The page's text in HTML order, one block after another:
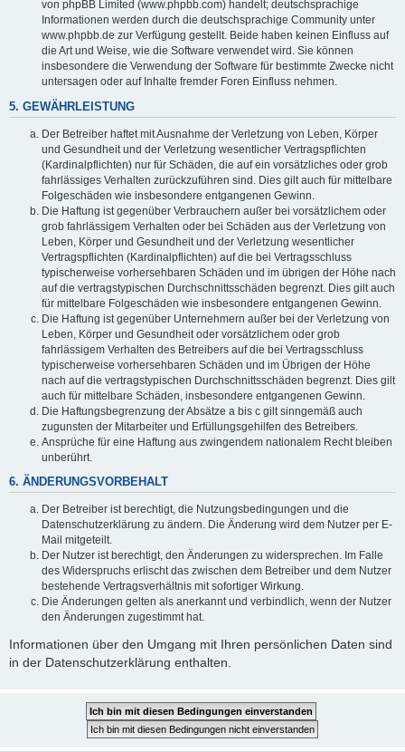
von phpBB Limited (www.phpbb.com) handelt; deutschsprachige
Informationen werden durch die deutschsprachige Community unter
www.phpbb.de zur Verfügung gestellt. Beide haben keinen Einfluss auf
die Art und Weise, wie die Software verwendet wird. Sie können
insbesondere die Verwendung der Software für bestimmte Zwecke nicht
untersagen oder auf Inhalte fremder Foren Einfluss nehmen.
5. GEWÄHRLEISTUNG
Der Betreiber haftet mit Ausnahme der Verletzung von Leben, Körper
und Gesundheit und der Verletzung wesentlicher Vertragspflichten
(Kardinalpflichten) nur für Schäden, die auf ein vorsätzliches oder grob
fahrlässiges Verhalten zurückzuführen sind. Dies gilt auch für mittelbare
Folgeschäden wie insbesondere entgangenen Gewinn.
Die Haftung ist gegenüber Verbrauchern außer bei vorsätzlichem oder
grob fahrlässigem Verhalten oder bei Schäden aus der Verletzung von
Leben, Körper und Gesundheit und der Verletzung wesentlicher
Vertragspflichten (Kardinalpflichten) auf die bei Vertragsschluss
typischerweise vorhersehbaren Schäden und im übrigen der Höhe nach
auf die vertragstypischen Durchschnittsschäden begrenzt. Dies gilt auch
für mittelbare Folgeschäden wie insbesondere entgangenen Gewinn.
Die Haftung ist gegenüber Unternehmern außer bei der Verletzung von
Leben, Körper und Gesundheit oder vorsätzlichem oder grob
fahrlässigem Verhalten des Betreibers auf die bei Vertragsschluss
typischerweise vorhersehbaren Schäden und im Übrigen der Höhe
nach auf die vertragstypischen Durchschnittsschäden begrenzt. Dies gilt
auch für mittelbare Schäden, insbesondere entgangenen Gewinn.
Die Haftungsbegrenzung der Absätze a bis c gilt sinngemäß auch
zugunsten der Mitarbeiter und Erfüllungsgehilfen des Betreibers.
Ansprüche für eine Haftung aus zwingendem nationalem Recht bleiben
unberührt.
6. ÄNDERUNGSVORBEHALT
Der Betreiber ist berechtigt, die Nutzungsbedingungen und die
Datenschutzerklärung zu ändern. Die Änderung wird dem Nutzer per E-
Mail mitgeteilt.
Der Nutzer ist berechtigt, den Änderungen zu widersprechen. Im Falle
des Widerspruchs erlischt das zwischen dem Betreiber und dem Nutzer
bestehende Vertragsverhältnis mit sofortiger Wirkung.
Die Änderungen gelten als anerkannt und verbindlich, wenn der Nutzer
den Änderungen zugestimmt hat.
Informationen über den Umgang mit Ihren persönlichen Daten sind
in der Datenschutzerklärung enthalten.